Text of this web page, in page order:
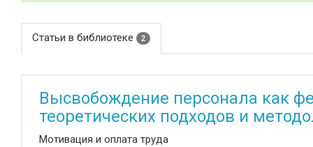
Статьи в библиотеке 2
Высвобождение персонала как
теоретических подходов и
Мотивация и оплата труда